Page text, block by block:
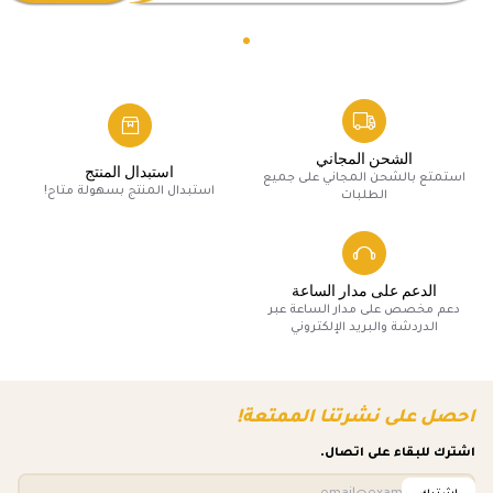
الشحن المجاني
استمتع بالشحن المجاني على جميع
الطلبات
استبدال المنتج
استبدال المنتج بسهولة متاح!
الدعم على مدار الساعة
دعم مخصص على مدار الساعة عبر
الدردشة والبريد الإلكتروني
احصل على نشرتنا الممتعة!
اشترك للبقاء على اتصال.